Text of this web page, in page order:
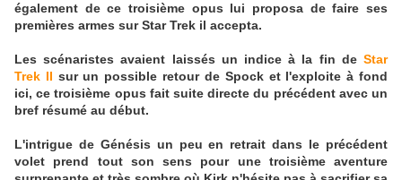
également de ce troisième opus lui proposa de faire ses
premières armes sur Star Trek il accepta.
Les scénaristes avaient laissés un indice à la fin de Star
Trek II sur un possible retour de Spock et l'exploite à fond
ici, ce troisième opus fait suite directe du précédent avec un
bref résumé au début.
L'intrigue de Génésis un peu en retrait dans le précédent
volet prend tout son sens pour une troisième aventure